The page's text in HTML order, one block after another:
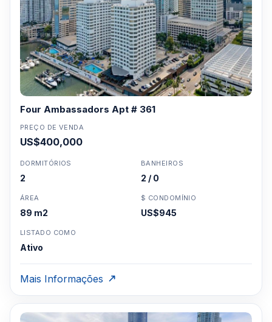
Four Ambassadors Apt # 361
PREÇO DE VENDA
US$400,000
DORMITÓRIOS
2
BANHEIROS
2 / 0
ÁREA
89 m2
$ CONDOMÍNIO
US$945
LISTADO COMO
Ativo
Mais Informações